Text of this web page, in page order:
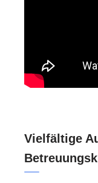
Vielfältige